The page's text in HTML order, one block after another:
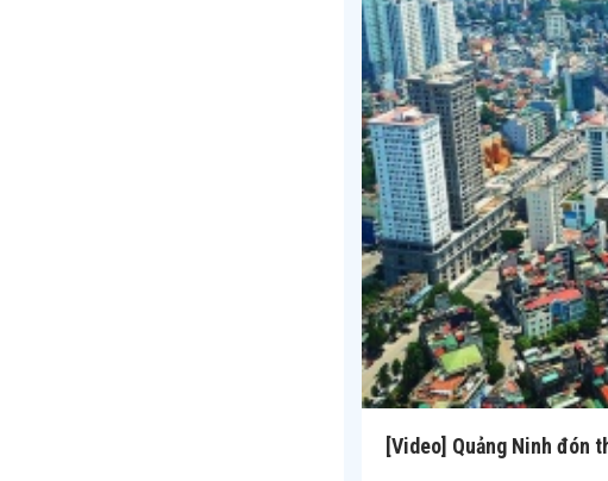
[Video] Quảng Ninh đón